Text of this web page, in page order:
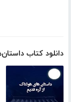
دانلود کتاب